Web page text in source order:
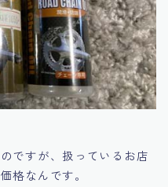
ですが、扱っているお店
格なんです。